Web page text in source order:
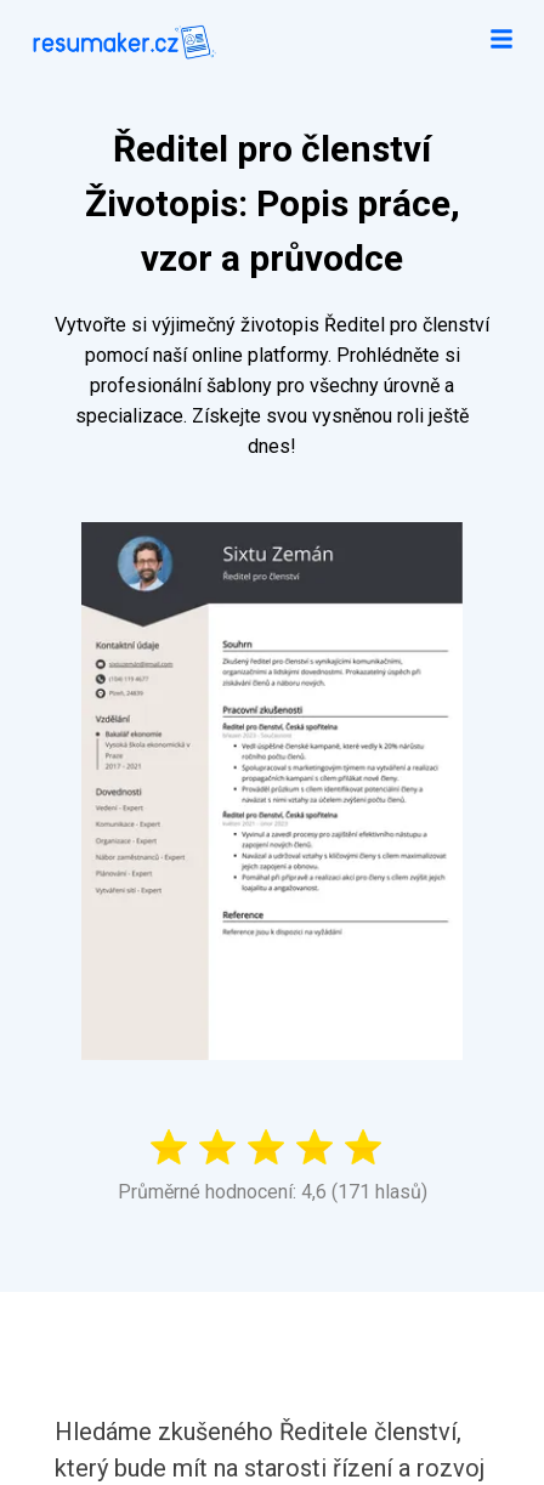
Ředitel pro členství
Životopis: Popis práce,
vzor a průvodce
Vytvořte si výjimečný životopis Ředitel pro členství
pomocí naší online platformy. Prohlédněte si
profesionální šablony pro všechny úrovně a
specializace. Získejte svou vysněnou roli ještě
dnes!
Průměrné hodnocení: 4,6 (171 hlasů)
Hledáme zkušeného Ředitele členství,
který bude mít na starosti řízení a rozvoj